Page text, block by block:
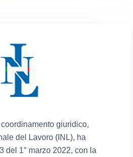
giuridico,
del Lavoro (INL), ha
del 1° marzo 2022, con la